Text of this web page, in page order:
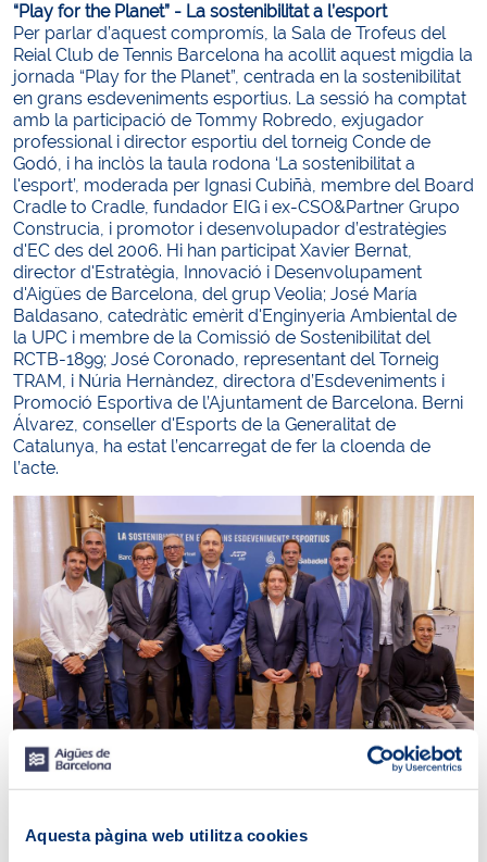
Aquesta pàgina web utilitza cookies
“Play for the Planet” - La sostenibilitat a l’esport
Per parlar d’aquest compromís, la Sala de Trofeus del
Reial Club de Tennis Barcelona ha acollit aquest migdia la
jornada “Play for the Planet”, centrada en la sostenibilitat
en grans esdeveniments esportius. La sessió ha comptat
amb la participació de Tommy Robredo, exjugador
professional i director esportiu del torneig Conde de
Godó, i ha inclòs la taula rodona ‘La sostenibilitat a
l'esport’, moderada per Ignasi Cubiñà, membre del Board
Cradle to Cradle, fundador EIG i ex-CSO&Partner Grupo
Construcia, i promotor i desenvolupador d’estratègies
d'EC des del 2006. Hi han participat Xavier Bernat,
director d'Estratègia, Innovació i Desenvolupament
d'Aigües de Barcelona, del grup Veolia; José María
Baldasano, catedràtic emèrit d'Enginyeria Ambiental de
la UPC i membre de la Comissió de Sostenibilitat del
RCTB-1899; José Coronado, representant del Torneig
TRAM, i Núria Hernàndez, directora d’Esdeveniments i
Promoció Esportiva de l’Ajuntament de Barcelona. Berni
Álvarez, conseller d'Esports de la Generalitat de
Catalunya, ha estat l’encarregat de fer la cloenda de
l’acte.
presentat les conclusions de la seva primera memòria de